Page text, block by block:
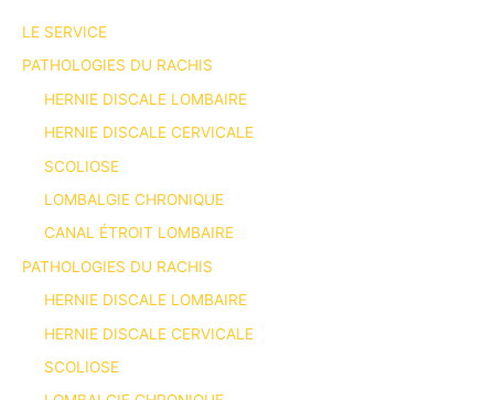
LE SERVICE
PATHOLOGIES DU RACHIS
HERNIE DISCALE LOMBAIRE
HERNIE DISCALE CERVICALE
SCOLIOSE
LOMBALGIE CHRONIQUE
CANAL ÉTROIT LOMBAIRE
PATHOLOGIES DU RACHIS
HERNIE DISCALE LOMBAIRE
HERNIE DISCALE CERVICALE
SCOLIOSE